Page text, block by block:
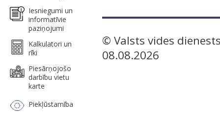
Iesniegumi un
informatīvie
paziņojumi
Kalkulatori un
rīki
Piesārņojošo
darbību vietu
karte
Piekļūstamība
© Valsts vides
08.08.2026